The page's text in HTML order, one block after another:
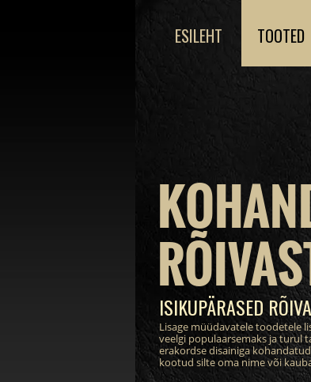
ISIKUPÄRASED
Lisage müüdavatele toodetele
veelgi populaarsemaks ja turul
erakordse disainiga
kootud silte oma nime või
ESILEHT TOOTED